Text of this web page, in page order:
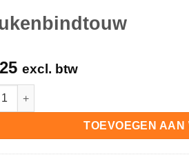
excl. btw
hoeveelheid
TOEVOEGEN AAN